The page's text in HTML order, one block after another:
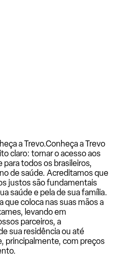
a Trevo.Conheça a Trevo
claro: tornar o acesso aos
para todos os brasileiros,
de saúde. Acreditamos que
justos são fundamentais
saúde e pela de sua família.
coloca nas suas mãos a
levando em
parceiros, a
sua residência ou até
principalmente, com preços